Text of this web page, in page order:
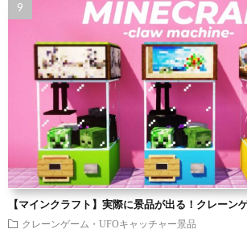
【マインクラフト】実際に景品が出る！クレーン
クレーンゲーム・UFOキャッチャー景品